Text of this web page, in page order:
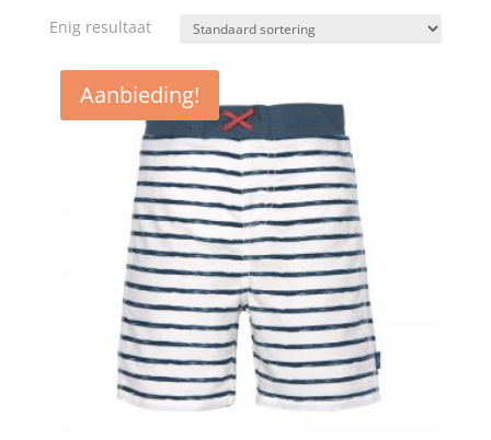
Enig resultaat
Aanbieding!